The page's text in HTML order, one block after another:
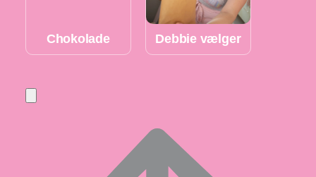
Chokolade Debbie vælger